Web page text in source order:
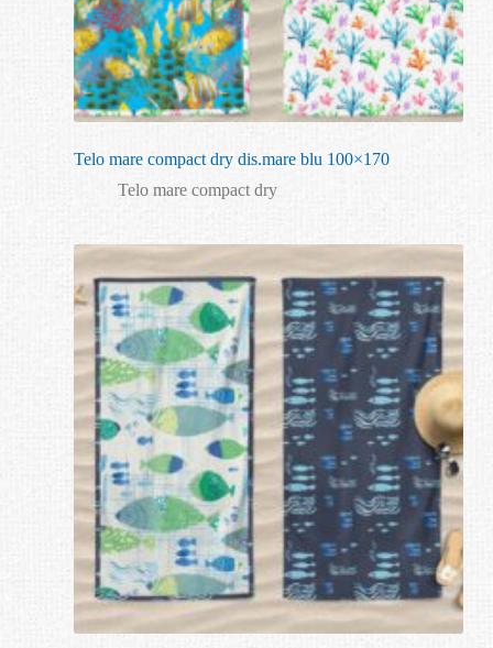
Telo mare compact dry dis.mare blu 100×170
Telo mare compact dry